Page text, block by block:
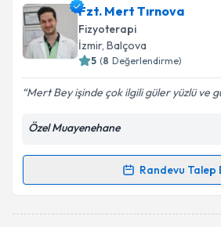
Fzt. Mert Tırnova
Fizyoterapi
İzmir, Balçova
5 (8 Değerlendirme)
Mert Bey işinde çok ilgili güler yüzlü ve
Özel Muayenehane
Randevu Talep
Randevu Takvimi Talebi